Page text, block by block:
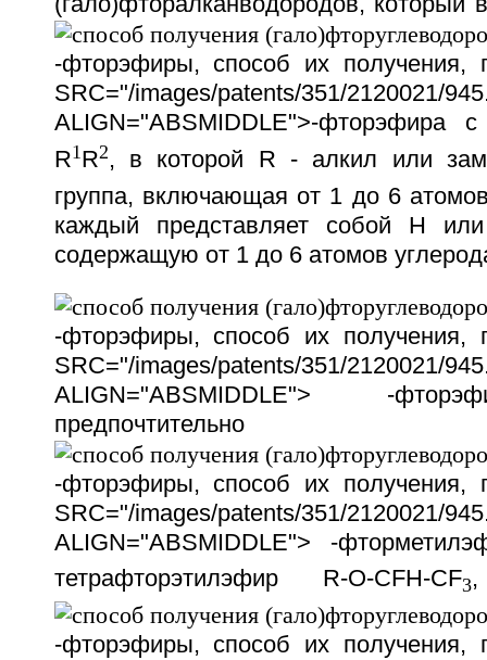
-фторэфиры, способ их
SRC="/images/patents/351/2120021/
ALIGN="ABSMIDDLE">-фторэфира
R1 R2, в которой R - алкил или
группа, включающая от 1 до 6
каждый представляет собой H
содержащую от 1 до 6 атомов
-фторэфиры, способ их
SRC="/images/patents/351/2120021/
ALIGN="ABSMIDDLE"> -
предпочтительно
-фторэфиры, способ их
SRC="/images/patents/351/2120021/
ALIGN="ABSMIDDLE"> -
тетрафторэтилэфир R-O-CFH-CF3
-фторэфиры, способ их